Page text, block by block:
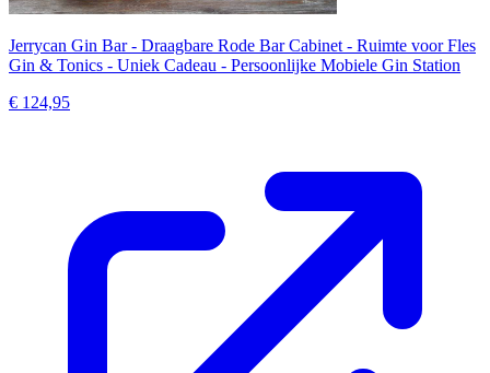
Jerrycan Gin Bar - Draagbare Rode Bar Cabinet - Ruimte voor Fles
Gin & Tonics - Uniek Cadeau - Persoonlijke Mobiele Gin Station
€ 124,95